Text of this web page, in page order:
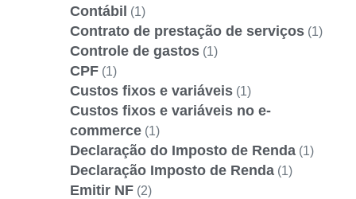
Contábil (1)
Contrato de prestação de serviços (1)
Controle de gastos (1)
CPF (1)
Custos fixos e variáveis (1)
Custos fixos e variáveis no e-
commerce (1)
Declaração do Imposto de Renda (1)
Declaração Imposto de Renda (1)
Emitir NF (2)